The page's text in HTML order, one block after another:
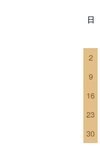
日
2
9
16
23
30